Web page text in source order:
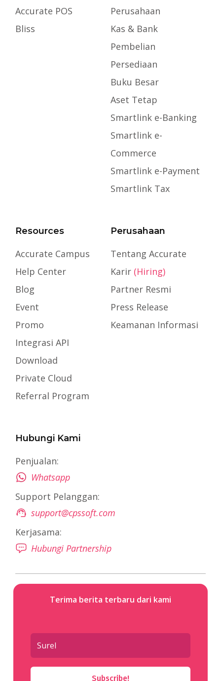
Accurate POS
Bliss
Perusahaan
Kas & Bank
Pembelian
Persediaan
Buku Besar
Aset Tetap
Smartlink e-Banking
Smartlink e-
Commerce
Smartlink e-Payment
Smartlink Tax
Resources
Accurate Campus
Help Center
Blog
Event
Promo
Integrasi API
Download
Private Cloud
Referral Program
Perusahaan
Tentang Accurate
Karir (Hiring)
Partner Resmi
Press Release
Keamanan Informasi
Hubungi Kami
Penjualan:
Whatsapp
Support Pelanggan:
support@cpssoft.com
Kerjasama:
Hubungi Partnership
Terima berita terbaru dari kami
Subscribe!